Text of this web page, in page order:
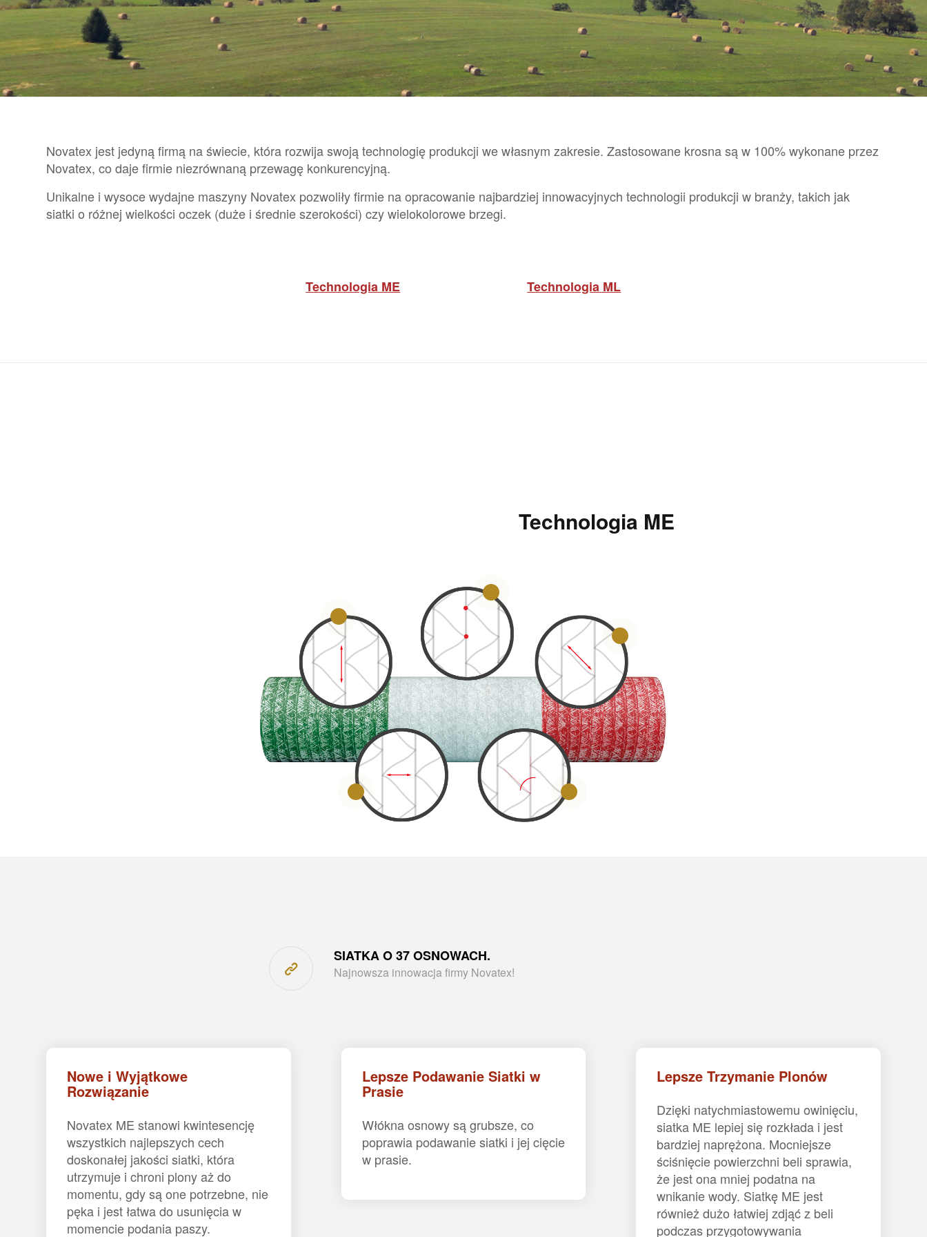
Novatex jest jedyną firmą na świecie, która rozwija swoją technologię produkcji we własnym zakresie. Zastosowane krosna są w 100% wykonane przez
Novatex, co daje firmie niezrównaną przewagę konkurencyjną.
Unikalne i wysoce wydajne maszyny Novatex pozwoliły firmie na opracowanie najbardziej innowacyjnych technologii produkcji w branży, takich jak
siatki o różnej wielkości oczek (duże i średnie szerokości) czy wielokolorowe brzegi.
Technologia ME Technologia ML
Technologia ME
2
3
5
SIATKA O 37 OSNOWACH.
Najnowsza innowacja firmy Novatex!
Nowe i Wyjątkowe
Rozwiązanie
Novatex ME stanowi kwintesencję
wszystkich najlepszych cech
doskonałej jakości siatki, która
utrzymuje i chroni plony aż do
momentu, gdy są one potrzebne, nie
pęka i jest łatwa do usunięcia w
momencie podania paszy.
Lepsze Podawanie Siatki w
Prasie
Włókna osnowy są grubsze, co
poprawia podawanie siatki i jej cięcie
w prasie.
Lepsze Trzymanie Plonów
Dzięki natychmiastowemu owinięciu,
siatka ME lepiej się rozkłada i jest
bardziej naprężona. Mocniejsze
ściśnięcie powierzchni beli sprawia,
że jest ona mniej podatna na
wnikanie wody. Siatkę ME jest
również dużo łatwiej zdjąć z beli
podczas przygotowywania